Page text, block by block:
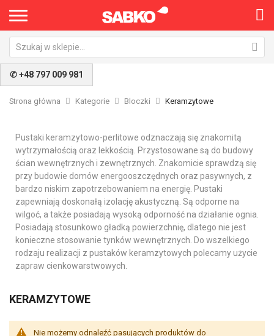
✆ +48 797 009 981
Strona główna Kategorie Bloczki Keramzytowe
Pustaki keramzytowo-perlitowe odznaczają się znakomitą
wytrzymałością oraz lekkością. Przystosowane są do budowy
ścian wewnętrznych i zewnętrznych. Znakomicie sprawdzą się
przy budowie domów energooszczędnych oraz pasywnych, z
bardzo niskim zapotrzebowaniem na energię. Pustaki
zapewniają doskonałą izolację akustyczną. Są odporne na
wilgoć, a także posiadają wysoką odporność na działanie ognia.
Posiadają stosunkowo gładką powierzchnię, dlatego nie jest
konieczne stosowanie tynków wewnętrznych. Do wszelkiego
rodzaju realizacji z pustaków keramzytowych polecamy użycie
zapraw cienkowarstwowych.
KERAMZYTOWE
Nie możemy odnaleźć pasujących produktów do